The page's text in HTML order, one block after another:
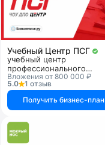
Учебный Центр ПСГ
учебный центр
профессионального
образования
Вложения от 800 000 ₽
5.0
1 отзыв
Получить бизнес-план